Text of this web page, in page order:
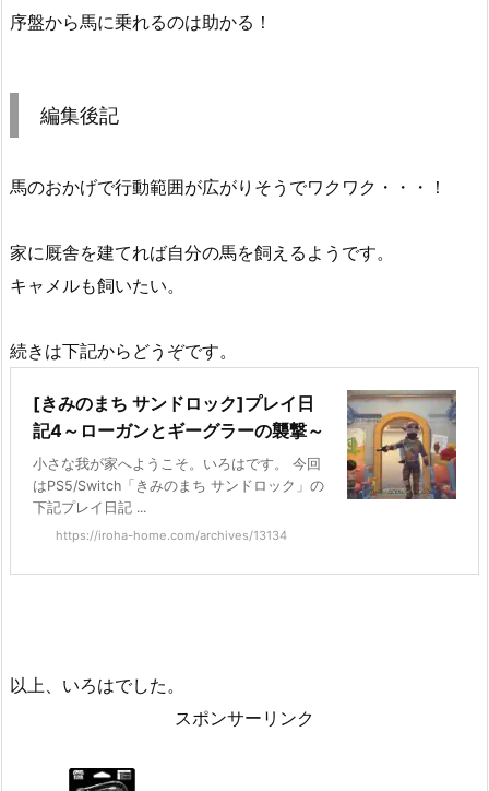
序盤から馬に乗れるのは助かる！
編集後記
馬のおかげで行動範囲が広がりそうでワクワク・・・！
家に厩舎を建てれば自分の馬を飼えるようです。
キャメルも飼いたい。
続きは下記からどうぞです。
[きみのまち サンドロック]プレイ日
記4～ローガンとギーグラーの襲撃～
小さな我が家へようこそ。いろはです。 今回
はPS5/Switch「きみのまち サンドロック」の
下記プレイ日記 ...
https://iroha-home.com/archives/13134
以上、いろはでした。
スポンサーリンク